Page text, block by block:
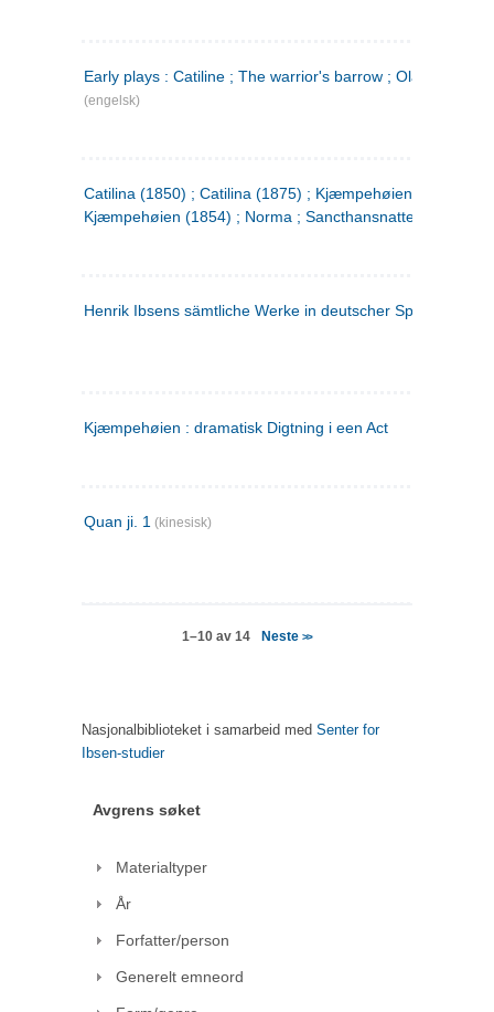
Early plays : Catiline ; The warrior's barrow ; Olaf Liljekrans
(engelsk)
Catilina (1850) ; Catilina (1875) ; Kjæmpehøien (1850) ;
Kjæmpehøien (1854) ; Norma ; Sancthansnatten
Henrik Ibsens sämtliche Werke in deutscher Sprache. 2
Kjæmpehøien : dramatisk Digtning i een Act
Quan ji. 1 (kinesisk)
1–10 av 14 Neste>>
Nasjonalbiblioteket i samarbeid med Senter for
Ibsen-studier
Avgrens søket
Materialtyper
År
Forfatter/person
Generelt emneord